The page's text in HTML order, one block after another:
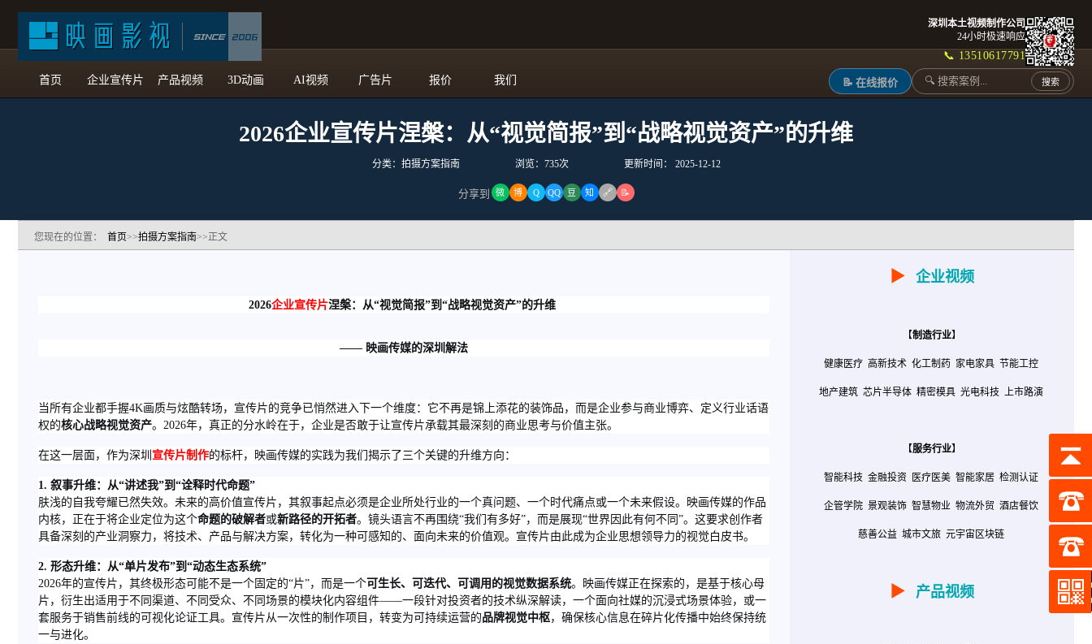
深圳本土视频制作公司
24小时极速响应
📞 13510617791
首页
企业宣传片 产品视频 3D动画 AI视频 广告片 报价 我们 📝 在线报价 搜索
2026企业宣传片涅槃：从“视觉简报”到“战略视觉资产”的升维
分类：拍摄方案指南 浏览：735次 更新时间： 2025-12-12
分享到 微 博 Q QQ 豆 知 🔗 📝
您现在的位置： 首页>>拍摄方案指南>>正文
2026企业宣传片涅槃：从“视觉简报”到“战略视觉资产”的升维
—— 映画传媒的深圳解法
当所有企业都手握4K画质与炫酷转场，宣传片的竞争已悄然进入下一个维度：它不再是锦上添花的装饰品，而是企业参与商业博弈、定义行业话语
权的核心战略视觉资产。2026年，真正的分水岭在于，企业是否敢于让宣传片承载其最深刻的商业思考与价值主张。
在这一层面，作为深圳 宣传片制作的标杆，映画传媒的实践为我们揭示了三个关键的升维方向：
1. 叙事升维：从“讲述我”到“诠释时代命题”
肤浅的自我夸耀已然失效。未来的高价值宣传片，其叙事起点必须是企业所处行业的一个真问题、一个时代痛点或一个未来假设。映画传媒的作品
内核，正在于将企业定位为这个命题的破解者或新路径的开拓者。镜头语言不再围绕“我们有多好”，而是展现“世界因此有何不同”。这要求创作者
具备深刻的产业洞察力，将技术、产品与解决方案，转化为一种可感知的、面向未来的价值观。宣传片由此成为企业思想领导力的视觉白皮书。
2. 形态升维：从“单片发布”到“动态生态系统”
2026年的宣传片，其终极形态可能不是一个固定的“片”，而是一个可生长、可迭代、可调用的视觉数据系统。映画传媒正在探索的，是基于核心母
片，衍生出适用于不同渠道、不同受众、不同场景的模块化内容组件——一段针对投资者的技术纵深解读，一个面向社媒的沉浸式场景体验，或一
套服务于销售前线的可视化论证工具。宣传片从一次性的制作项目，转变为可持续运营的品牌视觉中枢，确保核心信息在碎片化传播中始终保持统
一与进化。
▶ 企业视频
【制造行业】
健康医疗 高新技术 化工制药 家电家具 节能工控
地产建筑 芯片半导体 精密模具 光电科技 上市路演
【服务行业】
智能科技 金融投资 医疗医美 智能家居 检测认证
企管学院 景观装饰 智慧物业 物流外贸 酒店餐饮
慈善公益 城市文旅 元宇宙区块链
▶ 产品视频